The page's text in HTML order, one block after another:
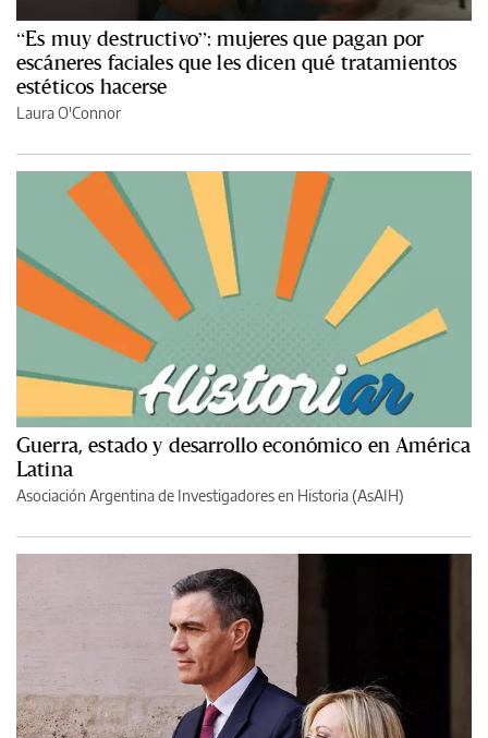
“Es muy destructivo”: mujeres que pagan por
escáneres faciales que les dicen qué tratamientos
estéticos hacerse
Laura O'Connor
Guerra, estado y desarrollo económico en América
Latina
Asociación Argentina de Investigadores en Historia (AsAIH)